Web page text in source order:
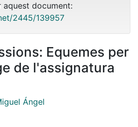
document:
2445/139957
Equemes per
de l'assignatura
Ángel